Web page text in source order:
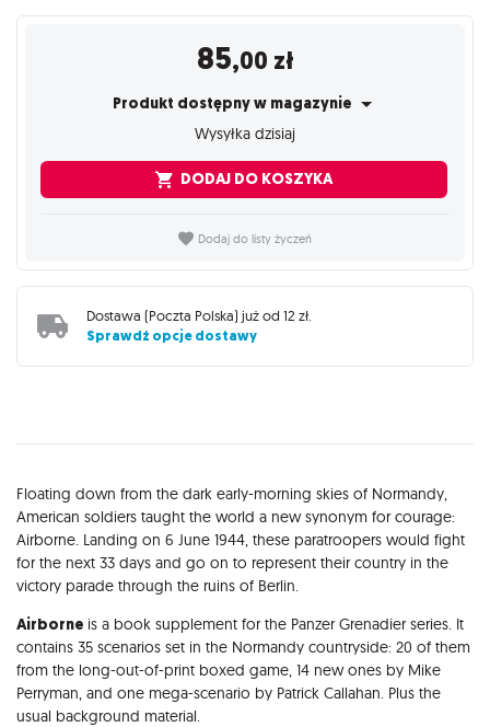
85,00 zł
Produkt dostępny w magazynie
Wysyłka dzisiaj
DODAJ DO KOSZYKA
Dodaj do listy życzeń
Dostawa (Poczta Polska) już od 12 zł.
Sprawdź opcje dostawy
Opis
Floating down from the dark early-morning skies of Normandy,
American soldiers taught the world a new synonym for courage:
Airborne. Landing on 6 June 1944, these paratroopers would fight
for the next 33 days and go on to represent their country in the
victory parade through the ruins of Berlin.
Airborne is a book supplement for the Panzer Grenadier series. It
contains 35 scenarios set in the Normandy countryside: 20 of them
from the long-out-of-print boxed game, 14 new ones by Mike
Perryman, and one mega-scenario by Patrick Callahan. Plus the
usual background material.